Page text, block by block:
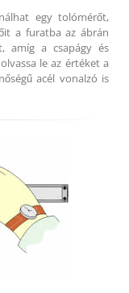
egy tolómérőt,
a furatba az ábrán
amíg a csapágy és
le az értéket a
acél vonalzó is